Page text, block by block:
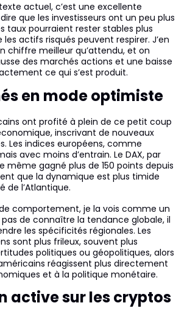
actuel, c’est une excellente
que les investisseurs ont un peu plus
taux pourraient rester stables plus
actifs risqués peuvent respirer. J’en
chiffre meilleur qu’attendu, et on
des marchés actions et une baisse
ce qui s’est produit.
en mode optimiste
ont profité à plein de ce petit coup
inscrivant de nouveaux
Les indices européens, comme
avec moins d’entrain. Le DAX, par
même gagné plus de 150 points depuis
que la dynamique est plus timide
de l’Atlantique.
comportement, je la vois comme un
de connaître la tendance globale, il
les spécificités régionales. Les
sont plus frileux, souvent plus
politiques ou géopolitiques, alors
réagissent plus directement
et à la politique monétaire.
active sur les cryptos